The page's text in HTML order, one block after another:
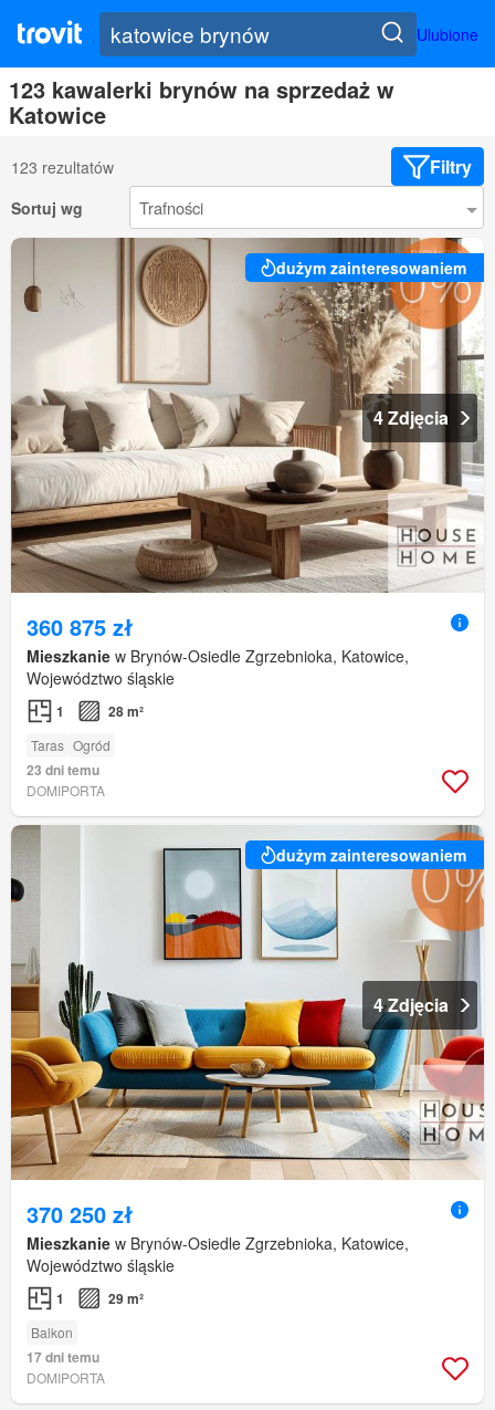
Ulubione
123 kawalerki brynów na sprzedaż w
Katowice
123 rezultatów Filtry
Sortuj wg
dużym zainteresowaniem
4 Zdjęcia
360 875 zł
Mieszkanie w Brynów-Osiedle Zgrzebnioka, Katowice,
Województwo śląskie
1 28 m²
Taras Ogród
23 dni temu
DOMIPORTA
dużym zainteresowaniem
4 Zdjęcia
370 250 zł
Mieszkanie w Brynów-Osiedle Zgrzebnioka, Katowice,
Województwo śląskie
1 29 m²
Balkon
17 dni temu
DOMIPORTA